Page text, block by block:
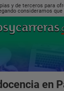
y de terceros para
consideramos
en